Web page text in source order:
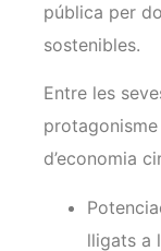
pública per
sostenibles.
Entre les
d’economia
lligats a